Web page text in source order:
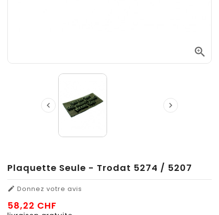

 
Plaquette Seule - Trodat 5274 / 5207
 Donnez votre avis
58,22 CHF